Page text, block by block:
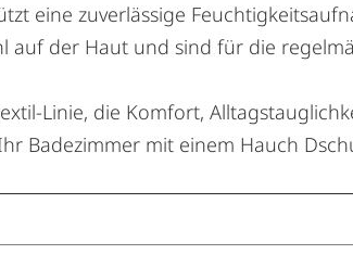
eine zuverlässige
auf der Haut und sind für die
Linie, die Komfort,
Badezimmer mit einem Hauch